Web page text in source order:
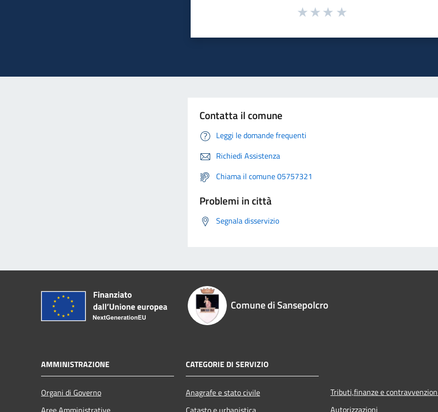
Contatta il comune
Leggi le domande frequenti
Richiedi Assistenza
Chiama il comune 05757321
Problemi in città
Segnala disservizio
Comune di Sansepolcro
AMMINISTRAZIONE
Organi di Governo
CATEGORIE DI SERVIZIO
Anagrafe e stato civile
Tributi,finanze e
Autorizzazioni